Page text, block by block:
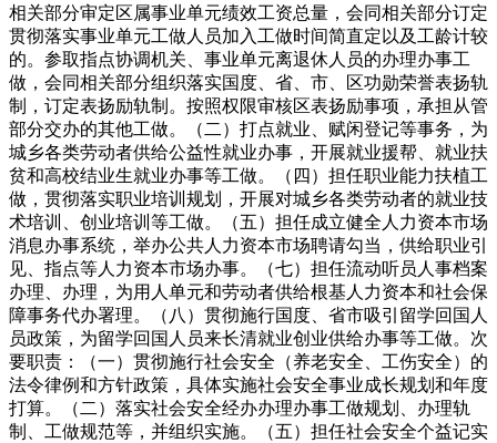
相关部分审定区属事业单元绩效工资总量，会同相关部分订定
贯彻落实事业单元工做人员加入工做时间简直定以及工龄计较
的。参取指点协调机关、事业单元离退休人员的办理办事工
做，会同相关部分组织落实国度、省、市、区功勋荣誉表扬轨
制，订定表扬励轨制。按照权限审核区表扬励事项，承担从管
部分交办的其他工做。（二）打点就业、赋闲登记等事务，为
城乡各类劳动者供给公益性就业办事，开展就业援帮、就业扶
贫和高校结业生就业办事等工做。（四）担任职业能力扶植工
做，贯彻落实职业培训规划，开展对城乡各类劳动者的就业技
术培训、创业培训等工做。（五）担任成立健全人力资本市场
消息办事系统，举办公共人力资本市场聘请勾当，供给职业引
见、指点等人力资本市场办事。（七）担任流动听员人事档案
办理、办理，为用人单元和劳动者供给根基人力资本和社会保
障事务代办署理。（八）贯彻施行国度、省市吸引留学回国人
员政策，为留学回国人员来长清就业创业供给办事等工做。次
要职责：（一）贯彻施行社会安全（养老安全、工伤安全）的
法令律例和方针政策，具体实施社会安全事业成长规划和年度
打算。（二）落实社会安全经办办理办事工做规划、办理轨
制、工做规范等，并组织实施。（五）担任社会安全个益记实